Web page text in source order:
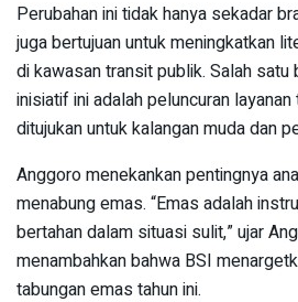
Perubahan ini tidak hanya sekadar
juga bertujuan untuk meningkatkan
di kawasan transit publik. Salah
inisiatif ini adalah peluncuran
ditujukan untuk kalangan muda dan
Anggoro menekankan pentingnya
menabung emas. “Emas adalah
bertahan dalam situasi sulit,” ujar
menambahkan bahwa BSI
tabungan emas tahun ini.